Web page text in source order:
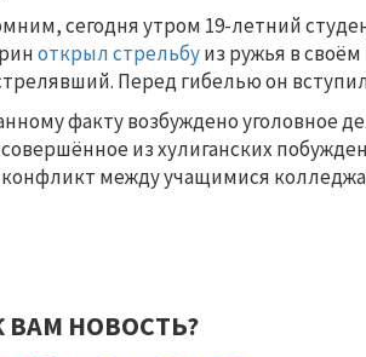
сегодня утром 19-летний
открыл стрельбуиз ружья в
Перед гибелью он
факту возбуждено уголовное
из хулиганских
конфликт между учащимися
ВАМ НОВОСТЬ?